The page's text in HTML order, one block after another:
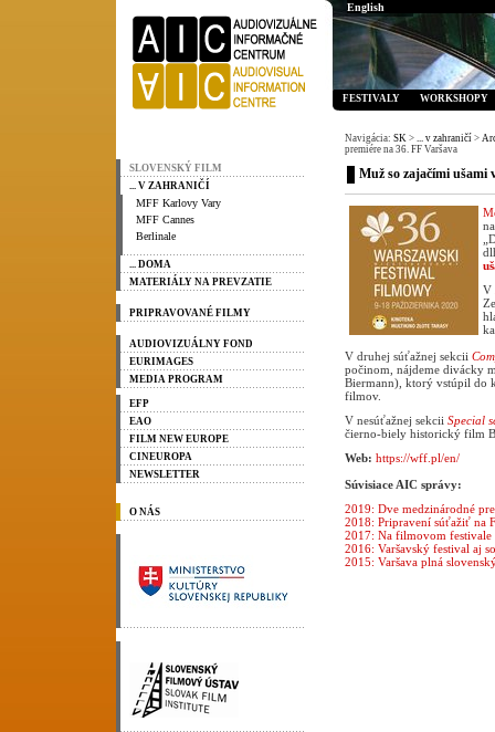
SLOVENSKÝ FILM
... V ZAHRANIČÍ
MFF Karlovy Vary
MFF Cannes
Berlinale
... DOMA
MATERIÁLY NA PREVZATIE
PRIPRAVOVANÉ FILMY
AUDIOVIZUÁLNY FOND
EURIMAGES
MEDIA PROGRAM
EFP
EAO
FILM NEW EUROPE
CINEUROPA
NEWSLETTER
O NÁS
English
FESTIVALY WORKSHOPY
Navigácia: SK > ... v zahraničí >
premiére na 36. FF Varšava
Muž so zajačími ušami
V
V druhej súťažnej sekcii
počinom, nájdeme divácky
Biermann), ktorý vstúpil do
filmov.
V nesúťažnej sekcii Special
čierno-biely historický film
Web: https://wff.pl/en/
Súvisiace AIC správy:
2019: Dve medzinárodné
2018: Pripravení súťažiť na
2017: Na filmovom
2016: Varšavský festival aj
2015: Varšava plná